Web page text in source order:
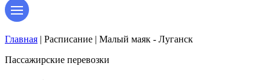
Главная | Расписание | Малый маяк - Луганск
Пассажирские перевозки